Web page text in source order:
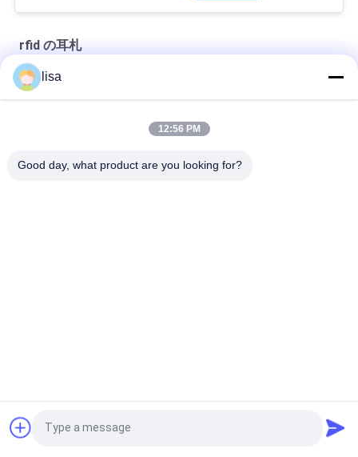
rfid の耳札
ICAR 125KHZ/134.2KHZ RFID 動物耳タグ 動物追跡用の電子RFID
低周波
ISO11784/85 認証済み家畜識別タグ - 牛・羊の管理を容易に
RFID耳タグ 牛耳タグ 先進RFID技術で家畜の管理を強化
RFIDのマイクロチッ
プの走査器
lisa
12:56 PM
Good day, what product are you looking for?